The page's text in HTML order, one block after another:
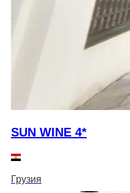
SUN WINE 4*
Грузия